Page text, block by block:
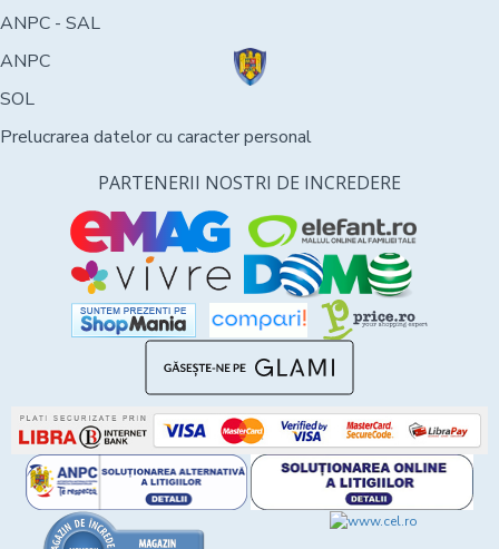
ANPC - SAL
ANPC
SOL
Prelucrarea datelor cu caracter personal
PARTENERII NOSTRI DE INCREDERE